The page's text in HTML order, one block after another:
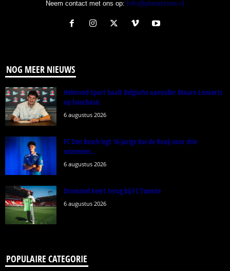
Neem contact met ons op: Info@planetzone.nl
NOG MEER NIEUWS
Helmond Sport haalt Belgische aanvaller Mauro Lenaerts
op huurbasis
6 augustus 2026
FC Den Bosch legt 16-jarige Kai de Rooij voor drie
seizoenen...
6 augustus 2026
Drommel keert terug bij FC Twente
6 augustus 2026
POPULAIRE CATEGORIE